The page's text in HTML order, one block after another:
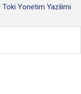
Toki Yonetim Yazilimi